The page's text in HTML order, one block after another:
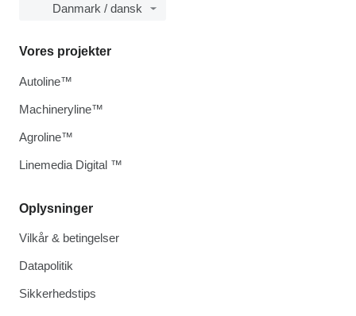
Danmark / dansk
Oplysninger
Vilkår & betingelser
Datapolitik
Sikkerhedstips
Vores projekter
Autoline™
Machineryline™
Agroline™
Linemedia Digital ™